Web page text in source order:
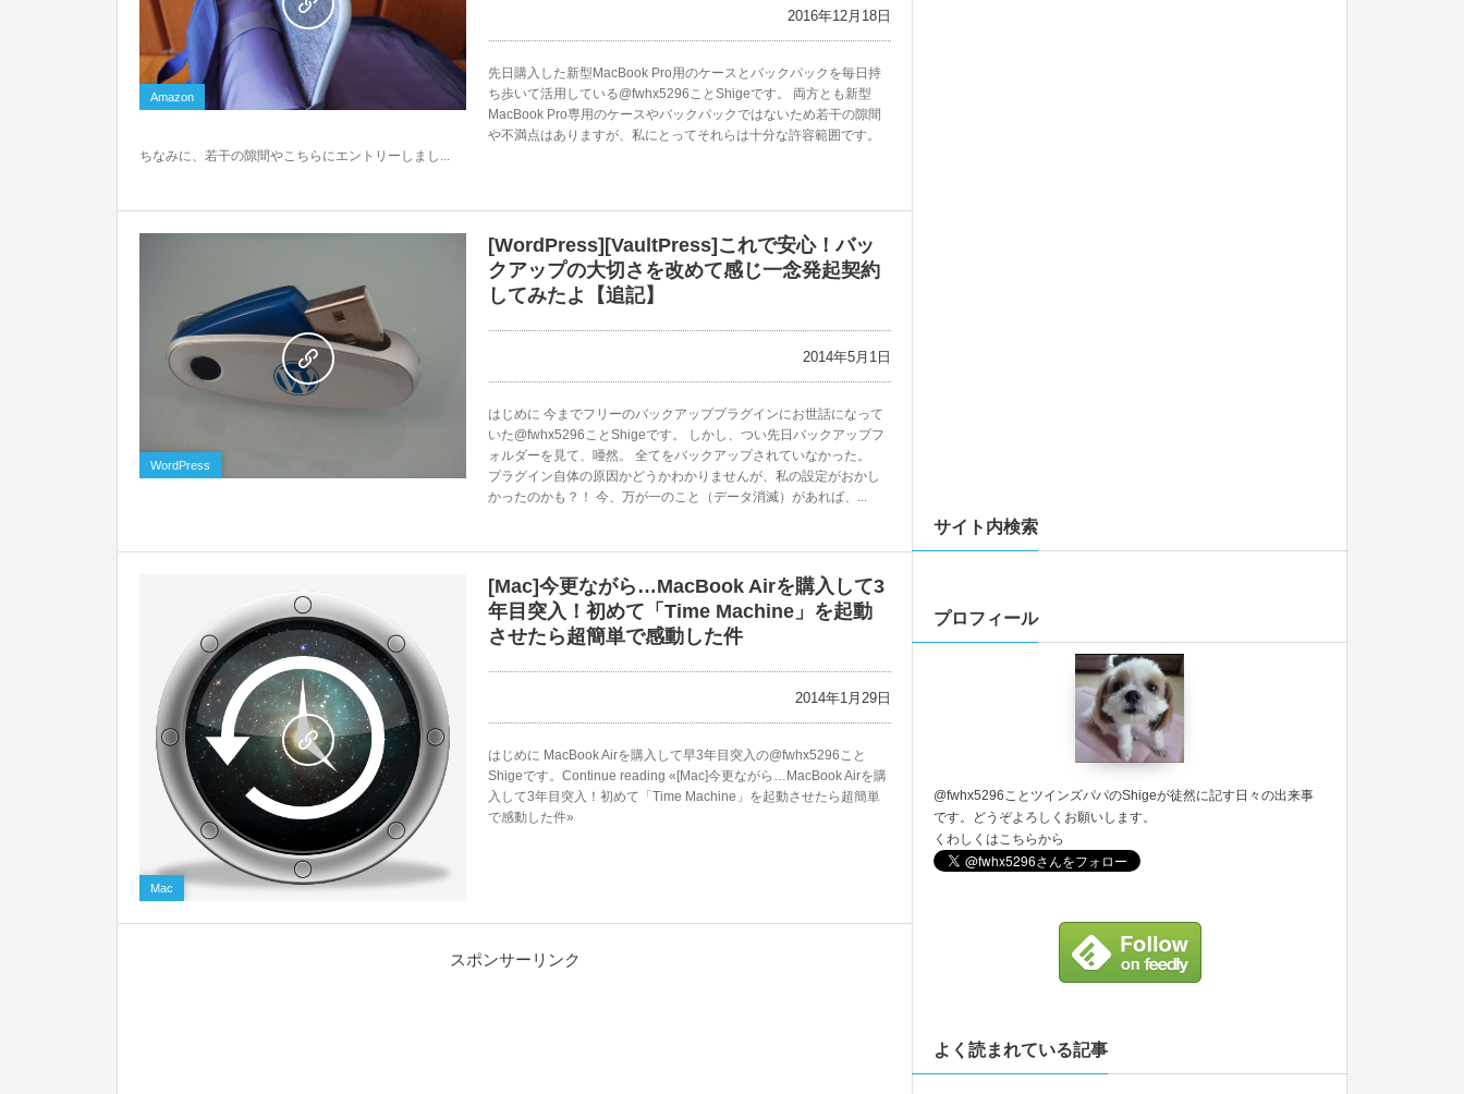
Amazon
0
2016年12月18日
先日購入した新型MacBook Pro用のケースとバックパックを毎日持
ち歩いて活用している@fwhx5296ことShigeです。 両方とも新型
MacBook Pro専用のケースやバックパックではないため若干の隙間
や不満点はありますが、私にとってそれらは十分な許容範囲です。
ちなみに、若干の隙間やこちらにエントリーしまし...
WordPress
0
[WordPress][VaultPress]これで安心！バッ
クアップの大切さを改めて感じ一念発起契約
してみたよ【追記】
2014年5月1日
はじめに 今までフリーのバックアッププラグインにお世話になって
いた@fwhx5296ことShigeです。 しかし、つい先日バックアップフ
ォルダーを見て、唖然。 全てをバックアップされていなかった。
プラグイン自体の原因かどうかわかりませんが、私の設定がおかし
かったのかも？！ 今、万が一のこと（データ消滅）があれば、...
Mac
0
[Mac]今更ながら…MacBook Airを購入して3
年目突入！初めて「Time Machine」を起動
させたら超簡単で感動した件
2014年1月29日
はじめに MacBook Airを購入して早3年目突入の@fwhx5296こと
Shigeです。Continue reading «[Mac]今更ながら…MacBook Airを購
入して3年目突入！初めて「Time Machine」を起動させたら超簡単
で感動した件»
スポンサーリンク
サイト内検索
プロフィール
@fwhx5296ことツインズパパのShigeが徒然に記す日々の出来事
です。どうぞよろしくお願いします。
くわしくはこちらから
よく読まれている記事